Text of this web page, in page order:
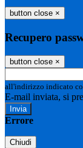
button close ×
Recupero
button close ×
all'indirizzo indicato
E-mail inviata, si
Errore
Chiudi